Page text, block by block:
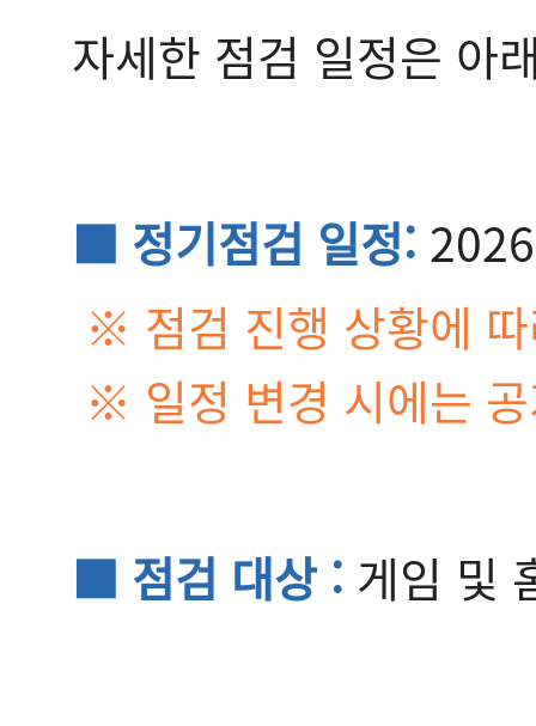
자세한 점검 일정은 아
■ 정기점검 일정:
※ 점검 진행 상황에
※ 일정 변경 시에는
■ 점검 대상 : 게임 및